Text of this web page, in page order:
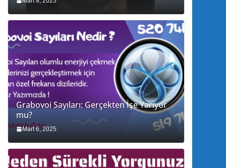
Grabovoi Sayıları: Gerçekten İşe Yarıyor
mu?
Mart 6, 2025